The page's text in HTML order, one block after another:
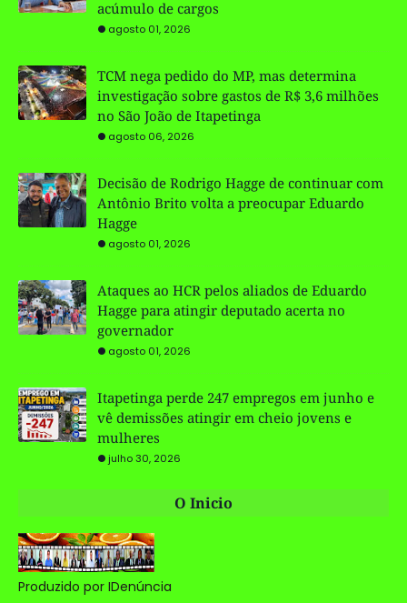
acúmulo de cargos
agosto 01, 2026
TCM nega pedido do MP, mas determina
investigação sobre gastos de R$ 3,6 milhões
no São João de Itapetinga
agosto 06, 2026
Decisão de Rodrigo Hagge de continuar com
Antônio Brito volta a preocupar Eduardo
Hagge
agosto 01, 2026
Ataques ao HCR pelos aliados de Eduardo
Hagge para atingir deputado acerta no
governador
agosto 01, 2026
Itapetinga perde 247 empregos em junho e
vê demissões atingir em cheio jovens e
mulheres
julho 30, 2026
O Inicio
Produzido por IDenúncia